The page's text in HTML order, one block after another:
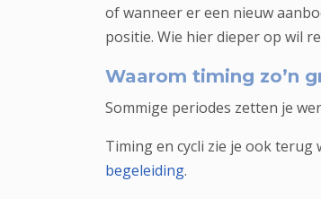
of wanneer er een nieuw
positie. Wie hier dieper op wil
Waarom timing zo’n
Sommige periodes zetten je
Timing en cycli zie je ook
begeleiding.